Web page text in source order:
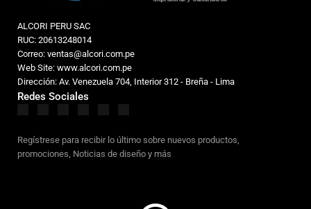
ALCORI PERU SAC
RUC: 20613248014
Correo: ventas@alcori.com.pe
Web Site: www.alcori.com.pe
Dirección: Av. Venezuela 704, Interior 312 - Breña - Lima
Redes Sociales
Regístrese para recibir lo último sobre nuevos productos,
promociones, Noticias de diseño y más